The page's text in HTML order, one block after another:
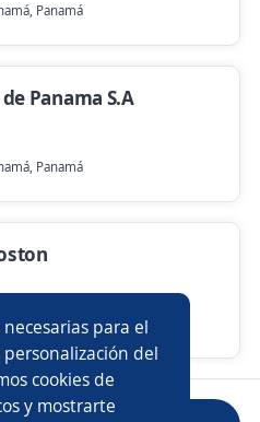
para el
del
cookies de
y mostrarte
Panamá
Panama S.A
Panamá
Panamá